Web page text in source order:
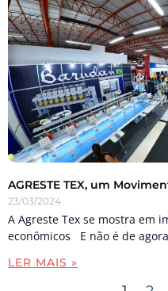
AGRESTE TEX, um
23/03/2024
A Agreste Tex se mostra em
econômicos E não é de
LER MAIS »